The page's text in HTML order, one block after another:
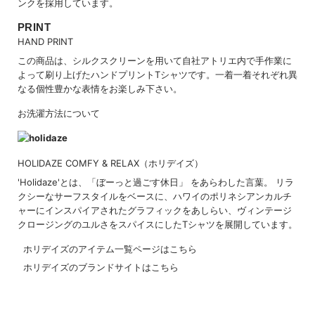
ンクを採用しています。
PRINT
HAND PRINT
この商品は、シルクスクリーンを用いて自社アトリエ内で手作業に
よって刷り上げたハンドプリントTシャツです。一着一着それぞれ異
なる個性豊かな表情をお楽しみ下さい。
お洗濯方法について
HOLIDAZE COMFY & RELAX（ホリデイズ）
'Holidaze'とは、「ぼーっと過ごす休日」 をあらわした言葉。 リラ
クシーなサーフスタイルをベースに、ハワイのポリネシアンカルチ
ャーにインスパイアされたグラフィックをあしらい、ヴィンテージ
クロージングのユルさをスパイスにしたTシャツを展開しています。
ホリデイズのアイテム一覧ページはこちら
ホリデイズのブランドサイトはこちら